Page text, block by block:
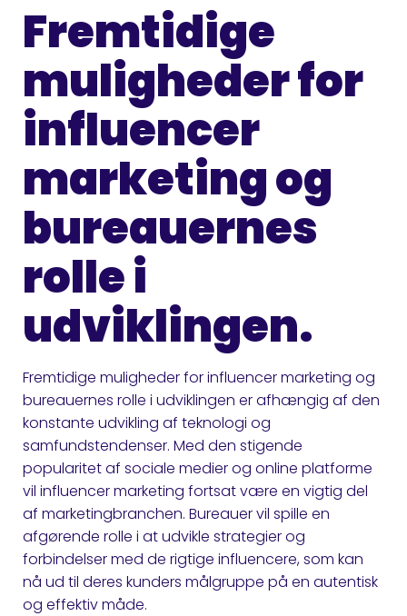
Fremtidige
muligheder for
influencer
marketing og
bureauernes
rolle i
udviklingen.
Fremtidige muligheder for influencer marketing og
bureauernes rolle i udviklingen er afhængig af den
konstante udvikling af teknologi og
samfundstendenser. Med den stigende
popularitet af sociale medier og online platforme
vil influencer marketing fortsat være en vigtig del
af marketingbranchen. Bureauer vil spille en
afgørende rolle i at udvikle strategier og
forbindelser med de rigtige influencere, som kan
nå ud til deres kunders målgruppe på en autentisk
og effektiv måde.